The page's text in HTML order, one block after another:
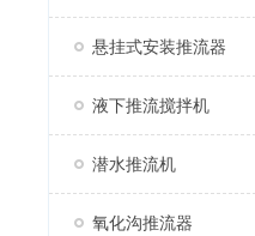
悬挂式安装推流器
液下推流搅拌机
潜水推流机
氧化沟推流器